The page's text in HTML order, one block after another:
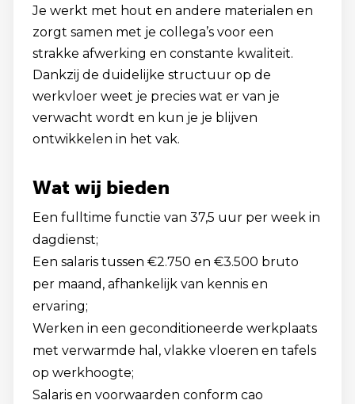
Je werkt met hout en andere materialen en
zorgt samen met je collega’s voor een
strakke afwerking en constante kwaliteit.
Dankzij de duidelijke structuur op de
werkvloer weet je precies wat er van je
verwacht wordt en kun je je blijven
ontwikkelen in het vak.
Wat wij bieden
Een fulltime functie van 37,5 uur per week in
dagdienst;
Een salaris tussen €2.750 en €3.500 bruto
per maand, afhankelijk van kennis en
ervaring;
Werken in een geconditioneerde werkplaats
met verwarmde hal, vlakke vloeren en tafels
op werkhoogte;
Salaris en voorwaarden conform cao